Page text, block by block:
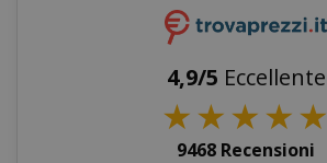
4,9/5 Eccellente
★★★★★
9468 Recensioni